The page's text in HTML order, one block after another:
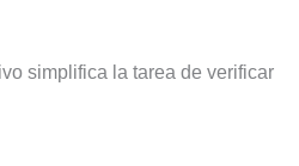
simplifica la tarea de verificar